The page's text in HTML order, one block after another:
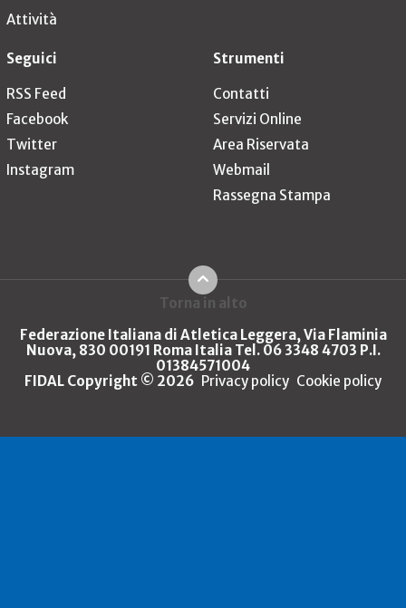
Attività
Seguici
RSS Feed
Facebook
Twitter
Instagram
Strumenti
Contatti
Servizi Online
Area Riservata
Webmail
Rassegna Stampa
Torna in alto
Federazione Italiana di Atletica Leggera, Via Flaminia
Nuova, 830 00191 Roma Italia Tel. 06 3348 4703 P.I.
01384571004
FIDAL Copyright © 2026 Privacy policy Cookie policy